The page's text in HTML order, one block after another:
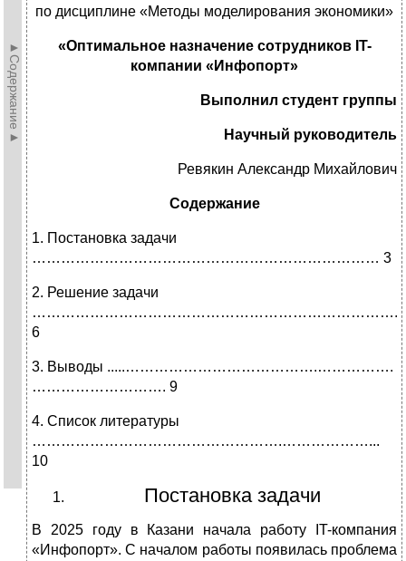
►Содержание►
по дисциплине «Методы моделирования экономики»
«Оптимальное назначение сотрудников IT-
компании «Инфопорт»
Выполнил студент группы
Научный руководитель
Ревякин Александр Михайлович
Содержание
1. Постановка задачи
……………………………………………………………… 3
2. Решение задачи
…………………………………………………………………..
6
3. Выводы .....………………………………….…………….
………………………. 9
4. Список литературы
…………………………………………….………………...
10
Постановка задачи
В 2025 году в Казани начала работу IT-компания
«Инфопорт». С началом работы появилась проблема